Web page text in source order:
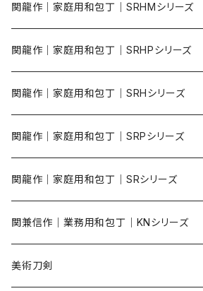
関龍作｜家庭用和包丁｜SRHMシリーズ
関龍作｜家庭用和包丁｜SRHPシリーズ
関龍作｜家庭用和包丁｜SRHシリーズ
関龍作｜家庭用和包丁｜SRPシリーズ
関龍作｜家庭用和包丁｜SRシリーズ
関兼信作｜業務用和包丁｜KNシリーズ​
美術刀剣